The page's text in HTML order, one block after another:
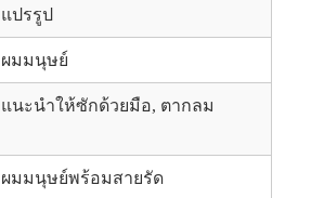
แปรรูป
ผมมนุษย์
แนะนำให้ซักด้วยมือ, ตากลม
ผมมนุษย์พร้อมสายรัด